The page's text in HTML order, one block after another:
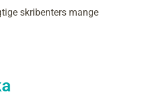
skribenters mange